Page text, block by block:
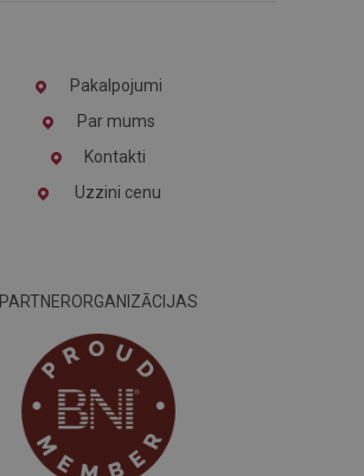
Pakalpojumi
Par mums
Kontakti
Uzzini cenu
PARTNERORGANIZĀCIJAS